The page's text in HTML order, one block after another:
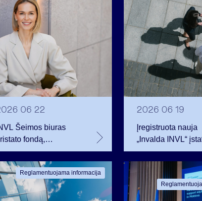
06 22
Šeimos biuras
fondą,
į sparčiai
antrinę
kapitalo rinką
2026 06 19
Įregistruota nauja
„Invalda INVL“
redakcija. Išleistas
akcijas įgijo
darbuotojai.
Reglamentuojama informacija